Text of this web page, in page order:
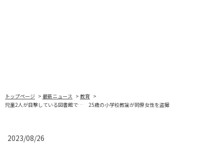
トップページ 最新ニュース
教育
児童2人が目撃している図書館で… 25歳の小学校教諭が同僚女性を盗撮
2023/08/26